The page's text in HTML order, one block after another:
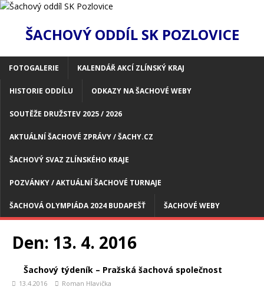
ŠACHOVÝ ODDÍL SK POZLOVICE
FOTOGALERIE KALENDÁŘ AKCÍ ZLÍNSKÝ KRAJ
HISTORIE ODDÍLU ODKAZY NA ŠACHOVÉ WEBY
SOUTĚŽE DRUŽSTEV 2025 / 2026
AKTUÁLNÍ ŠACHOVÉ ZPRÁVY / ŠACHY.CZ
ŠACHOVÝ SVAZ ZLÍNSKÉHO KRAJE
POZVÁNKY / AKTUÁLNÍ ŠACHOVÉ TURNAJE
ŠACHOVÁ OLYMPIÁDA 2024 BUDAPEŠŤ ŠACHOVÉ WEBY
Den: 13. 4. 2016
Šachový týdeník – Pražská šachová společnost
13.4.2016 Roman Hlavička